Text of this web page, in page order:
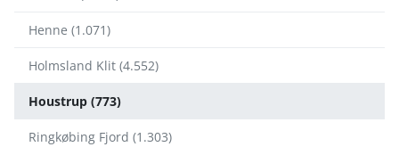
Henne (1.071)
Holmsland Klit (4.552)
Houstrup (773)
Ringkøbing Fjord (1.303)